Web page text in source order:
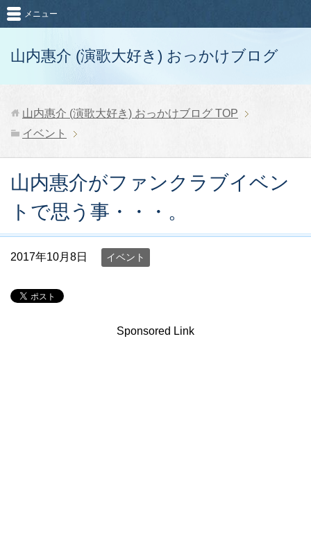
山内惠介 (演歌大好き) おっかけブログ
メニュー
山内惠介 (演歌大好き) おっかけブログ TOP
イベント
山内惠介がファンクラブイベン
トで思う事・・・。
2017年10月8日 イベント
Sponsored Link